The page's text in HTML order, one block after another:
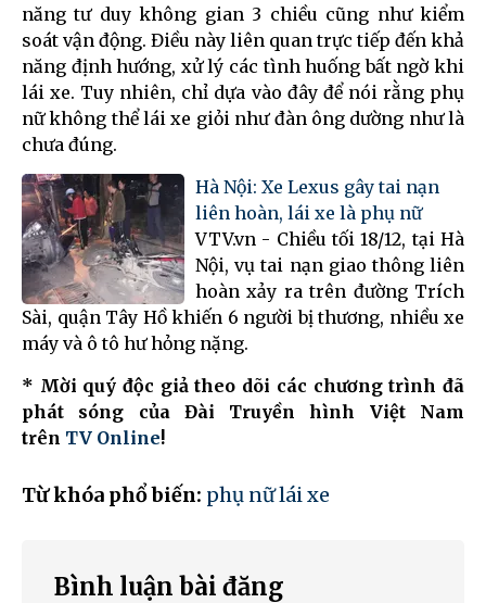
năng tư duy không gian 3 chiều cũng như kiểm
soát vận động. Điều này liên quan trực tiếp đến khả
năng định hướng, xử lý các tình huống bất ngờ khi
lái xe. Tuy nhiên, chỉ dựa vào đây để nói rằng phụ
nữ không thể lái xe giỏi như đàn ông dường như là
chưa đúng.
Hà Nội: Xe Lexus gây tai nạn
liên hoàn, lái xe là phụ nữ
VTV.vn - Chiều tối 18/12, tại Hà
Nội, vụ tai nạn giao thông liên
hoàn xảy ra trên đường Trích
Sài, quận Tây Hồ khiến 6 người bị thương, nhiều xe
máy và ô tô hư hỏng nặng.
* Mời quý độc giả theo dõi các chương trình đã
phát sóng của Đài Truyền hình Việt Nam
trên TV Online!
Từ khóa phổ biến: phụ nữ lái xe
Bình luận bài đăng